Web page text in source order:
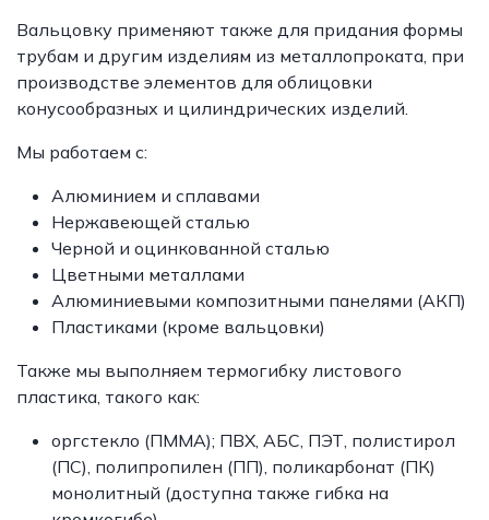
Вальцовку применяют также для придания формы
трубам и другим изделиям из металлопроката, при
производстве элементов для облицовки
конусообразных и цилиндрических изделий.
Мы работаем с:
Алюминием и сплавами
Нержавеющей сталью
Черной и оцинкованной сталью
Цветными металлами
Алюминиевыми композитными панелями (АКП)
Пластиками (кроме вальцовки)
Также мы выполняем термогибку листового
пластика, такого как:
оргстекло (ПММА); ПВХ, АБС, ПЭТ, полистирол
(ПС), полипропилен (ПП), поликарбонат (ПК)
монолитный (доступна также гибка на